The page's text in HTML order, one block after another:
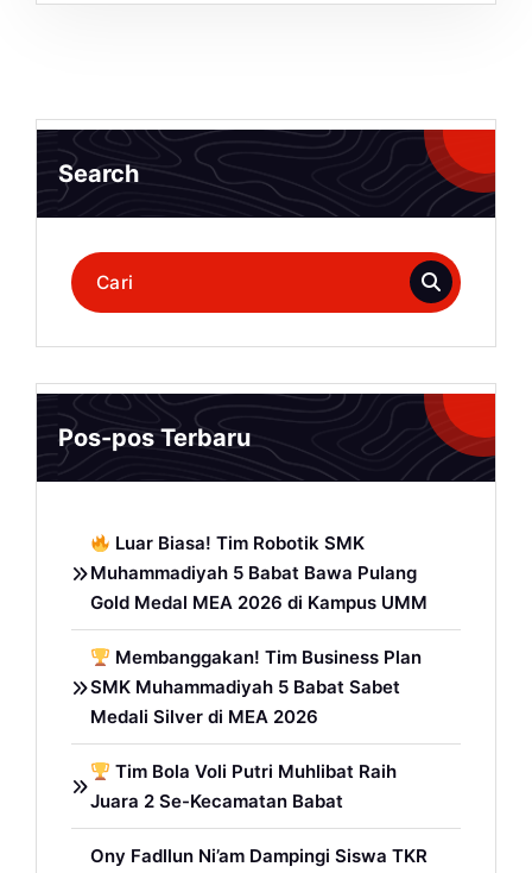
Search
Pencarian
untuk:
Pos-pos Terbaru
Luar Biasa! Tim Robotik SMK
Muhammadiyah 5 Babat Bawa Pulang
Gold Medal MEA 2026 di Kampus UMM
Membanggakan! Tim Business Plan
SMK Muhammadiyah 5 Babat Sabet
Medali Silver di MEA 2026
Tim Bola Voli Putri Muhlibat Raih
Juara 2 Se-Kecamatan Babat
Ony Fadllun Ni’am Dampingi Siswa TKR